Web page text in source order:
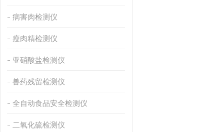
病害肉检测仪
瘦肉精检测仪
亚硝酸盐检测仪
兽药残留检测仪
全自动食品安全检测仪
二氧化硫检测仪